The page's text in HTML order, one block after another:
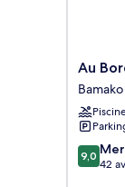
Au
Bord
De
L'Eau
Bamako
Au
Bamako
9.0
sur
9,0
42